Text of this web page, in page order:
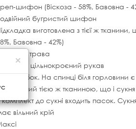
шифон (Віскоза - 58%, Бавовна -
бугристий шифон
виготовлена з тієї ж тканини,
Бавовна - 42%)
Зелений, трава
Короткий цільнокроєний рукав
застібок. На спинці біля горловини є
тією ж тканиною, що і сукня
комплект до сукні входить пасок.
вільний крій
×